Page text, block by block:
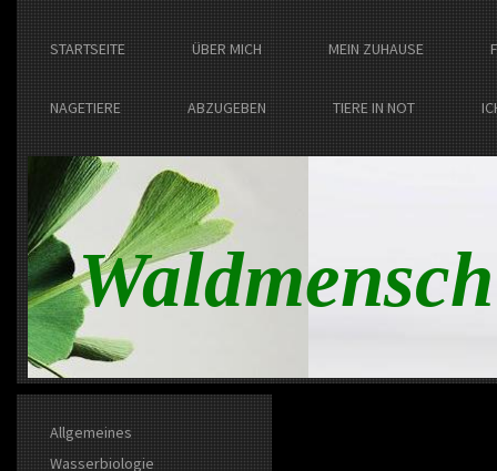
STARTSEITE ÜBER MICH MEIN ZUHAUSE
NAGETIERE ABZUGEBEN TIERE IN NOT
Waldmensch
Allgemeines
Wasserbiologie